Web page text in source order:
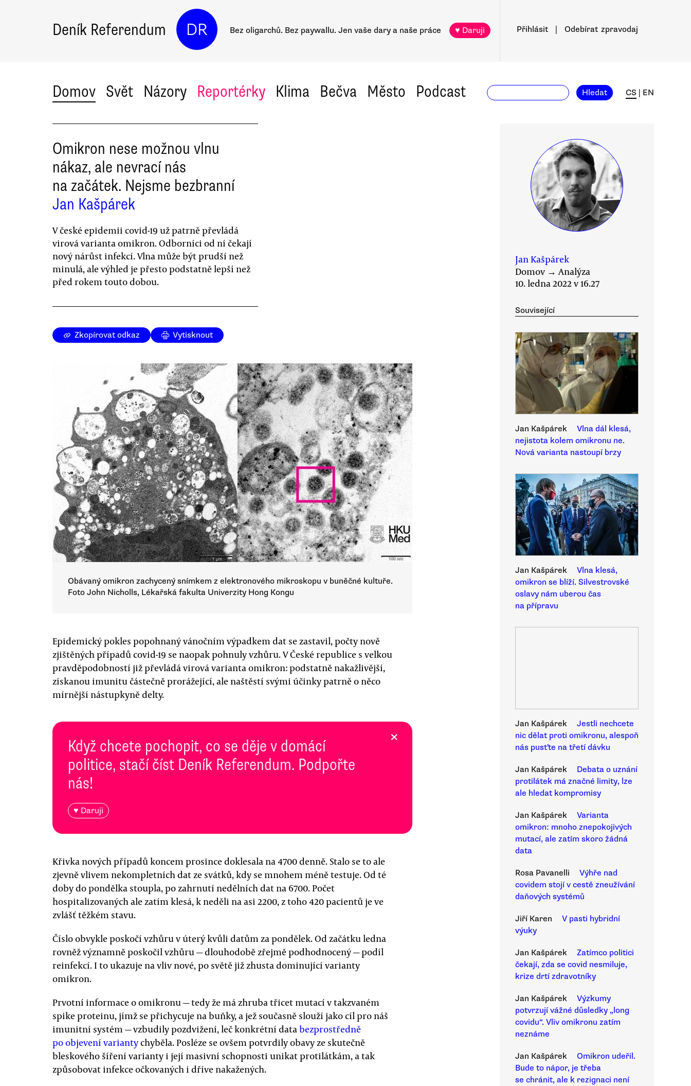
Deník Referendum DR Bez oligarchů. Bez paywallu. Jen vaše dary a naše práce ♥ Daruji Přihlásit Odebírat zpravodaj
Domov Svět Názory Reportérky Klima Bečva Město Podcast Hledat CS EN
Omikron nese možnou vlnu
nákaz, ale nevrací nás
na začátek. Nejsme bezbranní
Jan Kašpárek
V české epidemii covid-19 už patrně převládá
virová varianta omikron. Odborníci od ní čekají
nový nárůst infekcí. Vlna může být prudší než
minulá, ale výhled je přesto podstatně lepší než
před rokem touto dobou.
Zkopírovat odkaz Vytisknout
Obávaný omikron zachycený snímkem z elektronového mikroskopu v buněčné kultuře.
Foto John Nicholls, Lékařská fakulta Univerzity Hong Kongu
Epidemický pokles popohnaný vánočním výpadkem dat se zastavil, počty nově
zjištěných případů covid-19 se naopak pohnuly vzhůru. V České republice s velkou
pravděpodobností již převládá virová varianta omikron: podstatně nakažlivější,
získanou imunitu částečně prorážející, ale naštěstí svými účinky patrně o něco
mírnější nástupkyně delty.
Když chcete pochopit, co se děje v domácí
politice, stačí číst Deník Referendum. Podpořte
nás!
♥ Daruji
×
Křivka nových případů koncem prosince doklesala na 4700 denně. Stalo se to ale
zjevně vlivem nekompletních dat ze svátků, kdy se mnohem méně testuje. Od té
doby do pondělka stoupla, po zahrnutí nedělních dat na 6700. Počet
hospitalizovaných ale zatím klesá, k neděli na asi 2200, z toho 420 pacientů je ve
zvlášť těžkém stavu.
Číslo obvykle poskočí vzhůru v úterý kvůli datům za pondělek. Od začátku ledna
rovněž významně poskočil vzhůru — dlouhodobě zřejmě podhodnocený — podíl
reinfekcí. I to ukazuje na vliv nové, po světě již zhusta dominující varianty
omikron.
Prvotní informace o omikronu — tedy že má zhruba třicet mutací v takzvaném
spike proteinu, jímž se přichycuje na buňky, a jež současně slouží jako cíl pro náš
imunitní systém — vzbudily pozdvižení, leč konkrétní databezprostředně
po objevení variantychyběla. Posléze se ovšem potvrdily obavy ze skutečně
bleskového šíření varianty i její masivní schopnosti unikat protilátkám, a tak
způsobovat infekce očkovaných i dříve nakažených.
Jan Kašpárek
Domov →Analýza
10. ledna 2022 v 16.27
Související
Jan Kašpárek
Vlna dál klesá,
nejistota kolem omikronu ne.
Nová varianta nastoupí brzy
Jan Kašpárek
Vlna klesá,
omikron se blíží. Silvestrovské
oslavy nám uberou čas
na přípravu
Jan Kašpárek
Jestli nechcete
nic dělat proti omikronu, alespoň
nás pusťte na třetí dávku
Jan Kašpárek
Debata o uznání
protilátek má značné limity, lze
ale hledat kompromisy
Jan Kašpárek
Varianta
omikron: mnoho znepokojivých
mutací, ale zatím skoro žádná
data
Rosa Pavanelli
Výhře nad
covidem stojí v cestě zneužívání
daňových systémů
Jiří Karen
V pasti hybridní
výuky
Jan Kašpárek
Zatímco politici
čekají, zda se covid nesmiluje,
krize drtí zdravotníky
Jan Kašpárek
Výzkumy
potvrzují vážné důsledky „long
covidu“. Vliv omikronu zatím
neznáme
Jan Kašpárek
Omikron udeřil.
Bude to nápor, je třeba
se chránit, ale k rezignaci není